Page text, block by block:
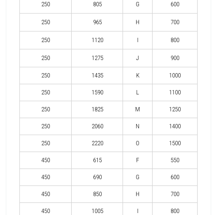
250 805 G 600
250 965 H 700
250 1120 I 800
250 1275 J 900
250 1435 K 1000
250 1590 L 1100
250 1825 M 1250
250 2060 N 1400
250 2220 O 1500
450 615 F 550
450 690 G 600
450 850 H 700
450 1005 I 800